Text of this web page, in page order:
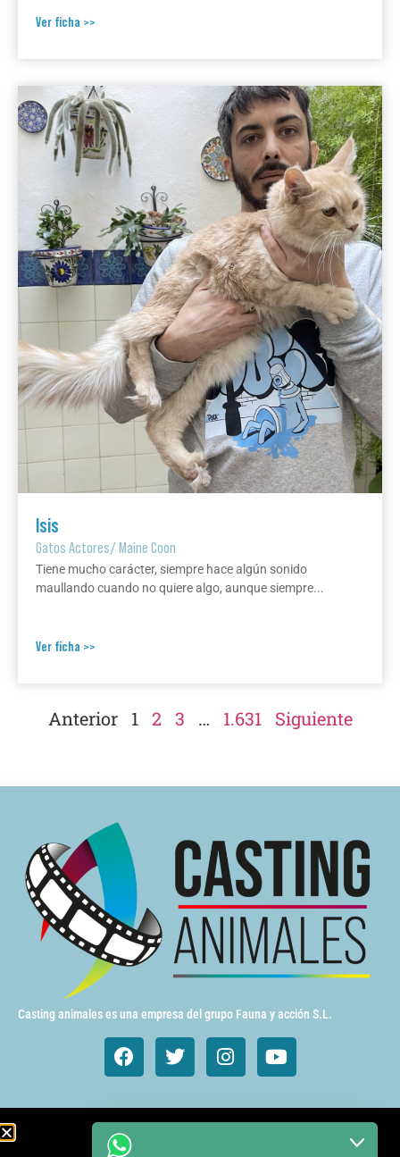
Ver ficha >>
Isis
Gatos Actores/Maine Coon
Tiene mucho carácter, siempre hace algún sonido
maullando cuando no quiere algo, aunque siempre...
Ver ficha >>
Anterior 1 2 3 … 1.631 Siguiente
Casting animales es una empresa del grupo Fauna y acción S.L.
Animales de cine y TV